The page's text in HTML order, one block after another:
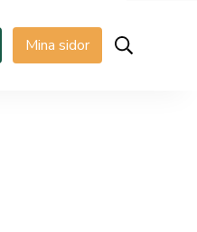
Mina sidor